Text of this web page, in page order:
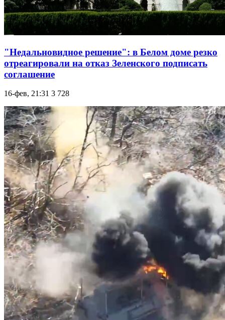
"Недальновидное решение": в Белом доме резко
отреагировали на отказ Зеленского подписать
соглашение
16-фев, 21:31 3 728